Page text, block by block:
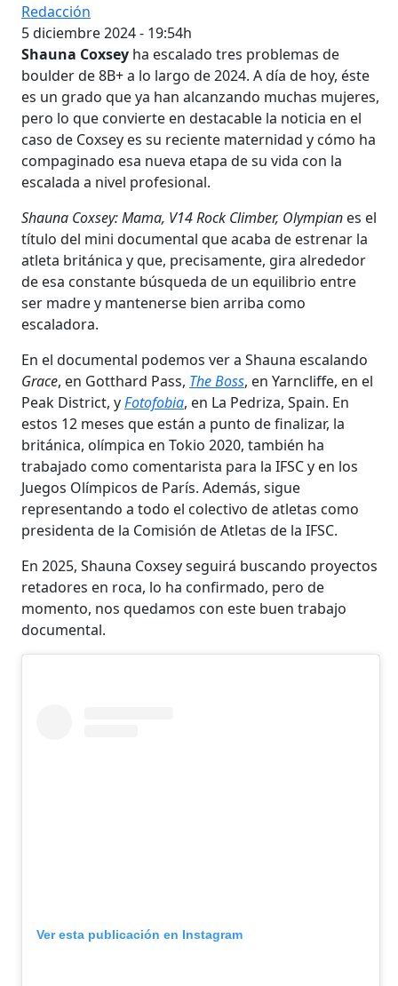
Redacción
5 diciembre 2024 - 19:54h
Shauna Coxsey ha escalado tres problemas de
boulder de 8B+ a lo largo de 2024. A día de hoy, éste
es un grado que ya han alcanzando muchas mujeres,
pero lo que convierte en destacable la noticia en el
caso de Coxsey es su reciente maternidad y cómo ha
compaginado esa nueva etapa de su vida con la
escalada a nivel profesional.
Shauna Coxsey: Mama, V14 Rock Climber, Olympian es el
título del mini documental que acaba de estrenar la
atleta británica y que, precisamente, gira alrededor
de esa constante búsqueda de un equilibrio entre
ser madre y mantenerse bien arriba como
escaladora.
En el documental podemos ver a Shauna escalando
Grace, en Gotthard Pass, The Boss, en Yarncliffe, en el
Peak District, yFotofobia, en La Pedriza, Spain. En
estos 12 meses que están a punto de finalizar, la
británica, olímpica en Tokio 2020, también ha
trabajado como comentarista para la IFSC y en los
Juegos Olímpicos de París. Además, sigue
representando a todo el colectivo de atletas como
presidenta de la Comisión de Atletas de la IFSC.
En 2025, Shauna Coxsey seguirá buscando proyectos
retadores en roca, lo ha confirmado, pero de
momento, nos quedamos con este buen trabajo
documental.
Ver esta publicación en Instagram